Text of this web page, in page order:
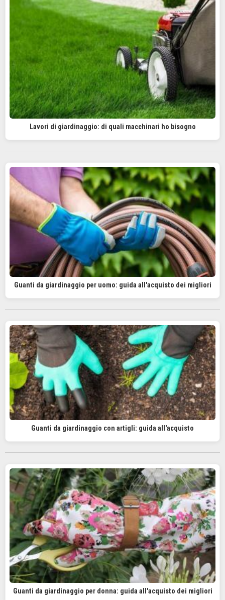
Lavori di giardinaggio: di quali macchinari ho bisogno
Guanti da giardinaggio per uomo: guida all'acquisto dei migliori
Guanti da giardinaggio con artigli: guida all'acquisto
Guanti da giardinaggio per donna: guida all'acquisto dei migliori